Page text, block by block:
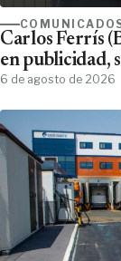
Carlos Ferrís
en publicidad,
6 de agosto de 2026